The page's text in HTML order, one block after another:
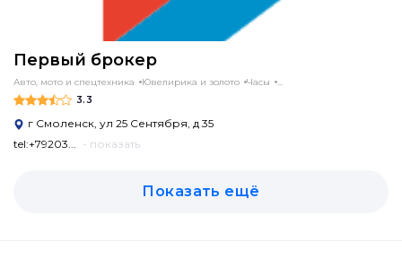
Первый брокер
Авто, мото и спецтехника Ювелирика и золото Часы ...
3.3
г Смоленск, ул 25 Сентября, д 35
tel:+79203... - показать
Показать ещё